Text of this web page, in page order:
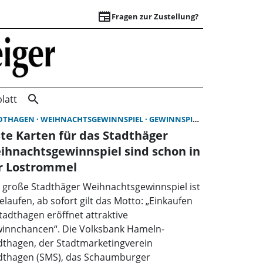
newspaperFragen zur Zustellung?
Startseite |
search
WEIHNACHTSGEWINNSPIEL GEWINNSPIEL
Karten für das Stadthäger
sind schon in
Lostrommel
große Stadthäger Weihnachtsgewinnspiel ist
ab sofort gilt das Motto: „Einkaufen
eröffnet attraktive
Die Volksbank Hameln-
der Stadtmarketingverein
(SMS), das Schaumburger